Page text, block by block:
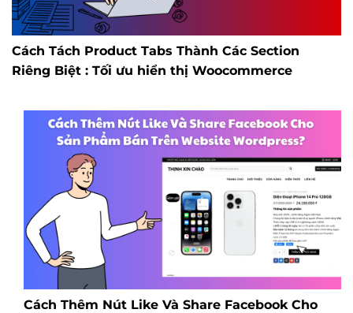
Cách Tách Product Tabs Thành Các Section
Riêng Biệt : Tối ưu hiển thị Woocommerce
Cách Thêm Nút Like Và Share Facebook Cho